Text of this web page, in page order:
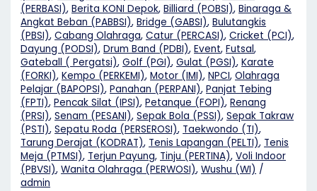
(PERBASI),Berita KONI Depok,Billiard (POBSI),Binaraga &
Angkat Beban (PABBSI),Bridge (GABSI),Bulutangkis
(PBSI),Cabang Olahraga,Catur (PERCASI),Cricket (PCI),
Dayung (PODSI),Drum Band (PDBI),Event,Futsal,
Gateball ( Pergatsi),Golf (PGI),Gulat (PGSI),Karate
(FORKI),Kempo (PERKEMI),Motor (IMI),NPCI,Olahraga
Pelajar (BAPOPSI),Panahan (PERPANI),Panjat Tebing
(FPTI),Pencak Silat (IPSI),Petanque (FOPI),Renang
(PRSI),Senam (PESANI),Sepak Bola (PSSI),Sepak Takraw
(PSTI),Sepatu Roda (PERSEROSI), Taekwondo (TI),
Tarung Derajat (KODRAT), Tenis Lapangan (PELTI), Tenis
Meja (PTMSI), Terjun Payung, Tinju (PERTINA),Voli Indoor
(PBVSI),Wanita Olahraga (PERWOSI),Wushu (WI) /
admin